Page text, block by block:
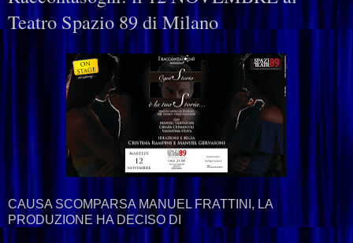
Teatro Spazio 89 di Milano
CAUSA SCOMPARSA MANUEL FRATTINI, LA
PRODUZIONE HA DECISO DI